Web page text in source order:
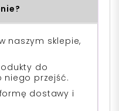
naszym sklepie,
do
niego przejść.
dostawy i